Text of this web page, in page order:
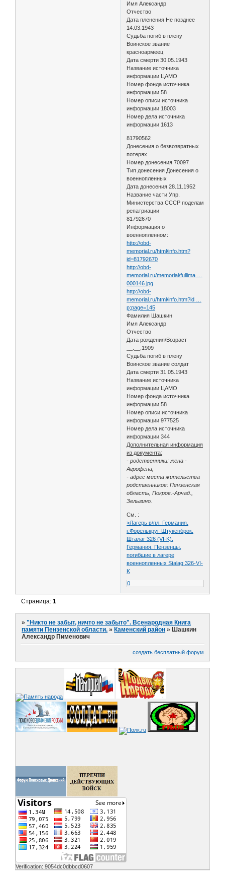
Имя Александр
Отчество
Дата пленения Не позднее
14.03.1943
Судьба погиб в плену
Воинское звание
красноармеец
Дата смерти 30.05.1943
Название источника
информации ЦАМО
Номер фонда источника
информации 58
Номер описи источника
информации 18003
Номер дела источника
информации 1613
81790562
Донесения о безвозвратных
потерях
Номер донесения 70097
Тип донесения Донесения о
военнопленных
Дата донесения 28.11.1952
Название части Упр.
Министерства СССР поделам
репатриации
81792670
Информация о
военнопленном:
http://obd-
memorial.ru/html/info.htm?
id=81792670
http://obd-
memorial.ru/memorial/fullima …
000146.jpg
http://obd-
memorial.ru/html/info.htm?id …
p;page=145
Фамилия Шашкин
Имя Александр
Отчество
Дата рождения/Возраст
__.__.1909
Судьба погиб в плену
Воинское звание солдат
Дата смерти 31.05.1943
Название источника
информации ЦАМО
Номер фонда источника
информации 58
Номер описи источника
информации 977525
Номер дела источника
информации 344
Дополнительная информация
из документа:
- родственники: жена -
Агрофена;
- адрес места жительства
родственников: Пензенская
область, Покров.-Арчад.,
Зельгино.
См. :
>Лагерь в/пл. Германия.
г.Форелькруг-Штукенброк.
Шталаг 326 (VI-K).
Германия. Пензенцы,
погибшие в лагере
военнопленных Stalag 326-VI-
K
0
Страница:1
»"Никто не забыт, ничто не забыто". Всенародная Книга
памяти Пензенской области. »Каменский район »Шашкин
Александр Пименович
создать бесплатный форум
Verification: 9054dc0dbbcd0607